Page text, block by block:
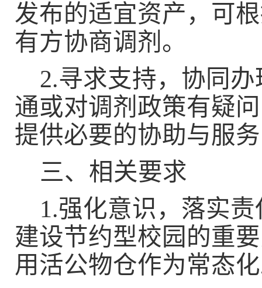
发布的适宜资产，可
有方协商调剂。
2.寻求支持，协同办
通或对调剂政策有疑
提供必要的协助与服
三、相关要求
1.强化意识，落实责
建设节约型校园的重
用活公物仓作为常态